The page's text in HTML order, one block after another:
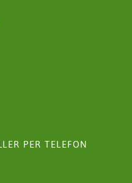
PER TELEFON